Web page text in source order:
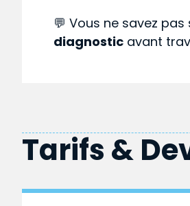
💬 Vous ne savez
diagnostic avant
Tarifs &